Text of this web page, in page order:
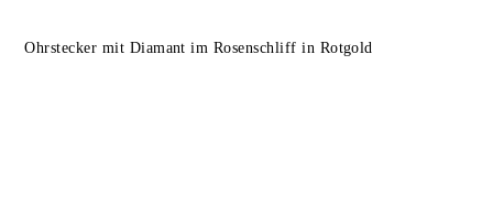
Ohrstecker mit Diamant im Rosenschliff in Rotgold